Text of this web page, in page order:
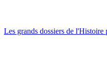
Les grands dossiers de l'Histoire